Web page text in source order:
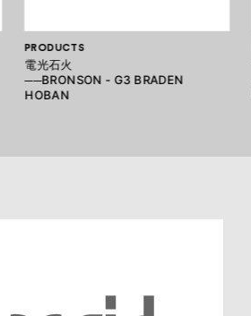
PRODUCTS
電光石火
──BRONSON - G3 BRADEN
HOBAN